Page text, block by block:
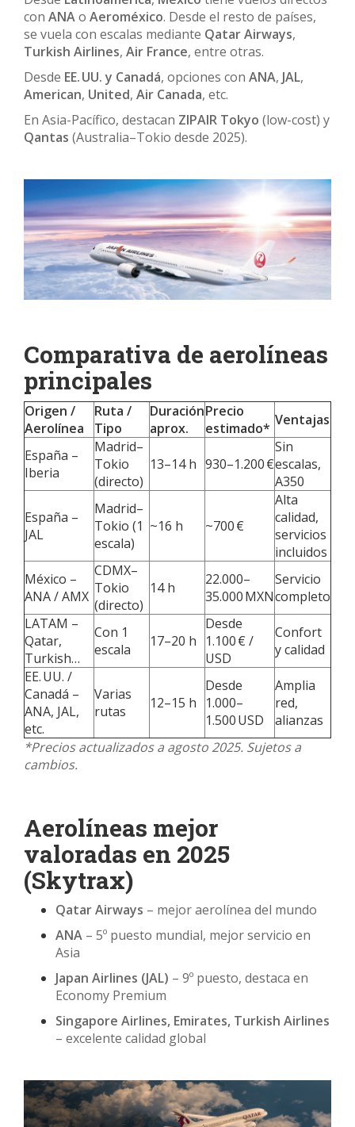
con ANAo Aeroméxico. Desde el resto de países,
se vuela con escalas mediante Qatar Airways,
Turkish Airlines, Air France, entre otras.
Desde EE. UU. y Canadá, opciones con ANA, JAL,
American, United, Air Canada, etc.
En Asia-Pacífico, destacan ZIPAIR Tokyo (low-cost) y
Qantas (Australia–Tokio desde 2025).
Comparativa de aerolíneas
principales
Origen /
Aerolínea
Ruta /
Tipo
Duración
aprox.
Precio
estimado* Ventajas
España –
Iberia
Madrid–
Tokio
(directo)
13–14 h 930–1.200 €
Sin
escalas,
A350
España –
JAL
Madrid–
Tokio (1
escala)
~16 h ~700 €
Alta
calidad,
servicios
incluidos
México –
ANA / AMX
CDMX–
Tokio
(directo)
14 h
22.000–
35.000 MXN
Servicio
completo
LATAM –
Qatar,
Turkish…
Con 1
escala
17–20 h
Desde
1.100 € /
USD
Confort
y calidad
EE. UU. /
Canadá –
ANA, JAL,
etc.
Varias
rutas
12–15 h
Desde
1.000–
1.500 USD
Amplia
red,
alianzas
*Precios actualizados a agosto 2025. Sujetos a
cambios.
Aerolíneas mejor
valoradas en 2025
(Skytrax)
Qatar Airways – mejor aerolínea del mundo
ANA – 5º puesto mundial, mejor servicio en
Asia
Japan Airlines (JAL) – 9º puesto, destaca en
Economy Premium
Singapore Airlines, Emirates, Turkish Airlines
– excelente calidad global